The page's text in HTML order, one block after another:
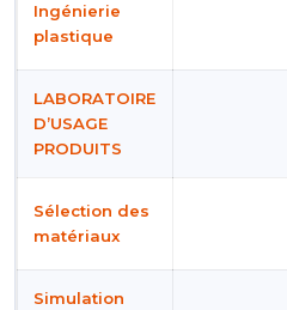
Ingénierie
plastique
LABORATOIRE
D’USAGE
PRODUITS
Sélection des
matériaux
Simulation